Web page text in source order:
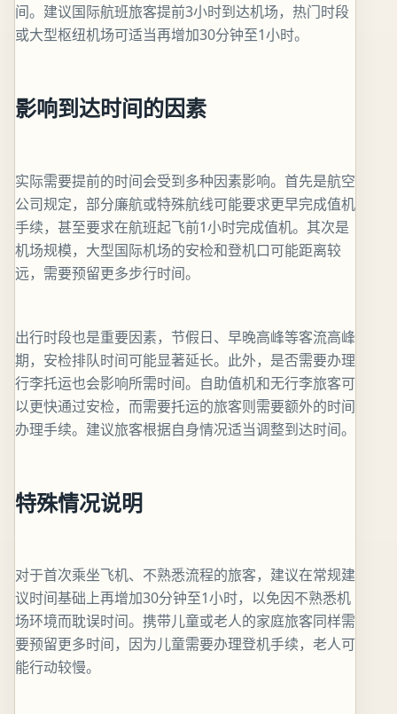
间。建议国际航班旅客提前3小时到达机场，热门时段
或大型枢纽机场可适当再增加30分钟至1小时。
影响到达时间的因素
实际需要提前的时间会受到多种因素影响。首先是航空
公司规定，部分廉航或特殊航线可能要求更早完成值机
手续，甚至要求在航班起飞前1小时完成值机。其次是
机场规模，大型国际机场的安检和登机口可能距离较
远，需要预留更多步行时间。
出行时段也是重要因素，节假日、早晚高峰等客流高峰
期，安检排队时间可能显著延长。此外，是否需要办理
行李托运也会影响所需时间。自助值机和无行李旅客可
以更快通过安检，而需要托运的旅客则需要额外的时间
办理手续。建议旅客根据自身情况适当调整到达时间。
特殊情况说明
对于首次乘坐飞机、不熟悉流程的旅客，建议在常规建
议时间基础上再增加30分钟至1小时，以免因不熟悉机
场环境而耽误时间。携带儿童或老人的家庭旅客同样需
要预留更多时间，因为儿童需要办理登机手续，老人可
能行动较慢。